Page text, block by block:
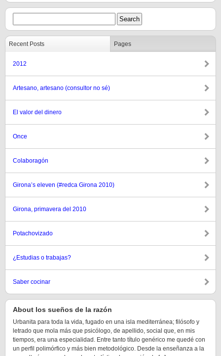
Recent Posts Pages
2012
Artesano, artesano (consultor no sé)
El valor del dinero
Once
Colaboragón
Girona’s eleven (#redca Girona 2010)
Girona, primavera del 2010
Potachovizado
¿Estudias o trabajas?
Saber cocinar
About los sueños de la razón
Urbanita para toda la vida, fugado en una isla mediterránea; filósofo y
letrado que mola más que psicólogo, de apellido, social que, en mis
tiempos, era una especialidad. Entre tanto título genérico me quedé con
un perfil polimórfico y más bien metodológico. Desde la enseñanza a la